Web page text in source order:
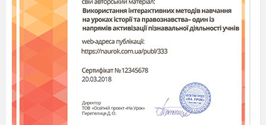
експонуються в Парижі, Варшаві, Празі,
Софії, Монреалі. Серія, за яку майстриня
була удостоєна Державної премії України
імені Тараса Шевченка, має назву «Людям
на радість». Так можна сказати й про всю
творчість художниці.
слів